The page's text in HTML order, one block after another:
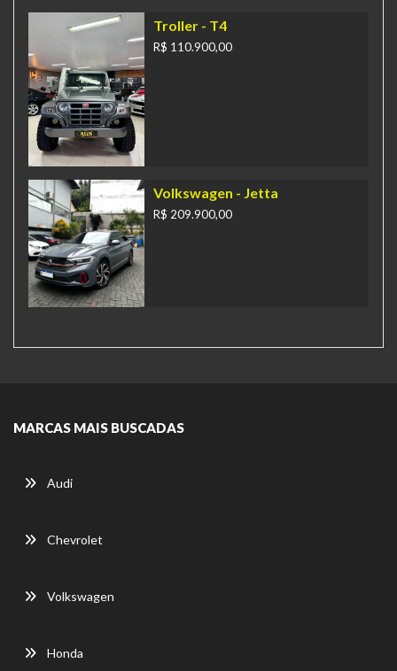
Troller- T4
R$ 110.900,00
Volkswagen - Jetta
R$ 209.900,00
MARCAS MAIS BUSCADAS
Audi
Chevrolet
Volkswagen
Honda